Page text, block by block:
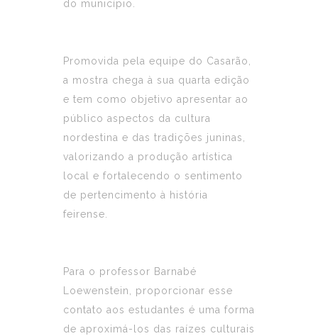
do município.
Promovida pela equipe do Casarão,
a mostra chega à sua quarta edição
e tem como objetivo apresentar ao
público aspectos da cultura
nordestina e das tradições juninas,
valorizando a produção artística
local e fortalecendo o sentimento
de pertencimento à história
feirense.
Para o professor Barnabé
Loewenstein, proporcionar esse
contato aos estudantes é uma forma
de aproximá-los das raízes culturais